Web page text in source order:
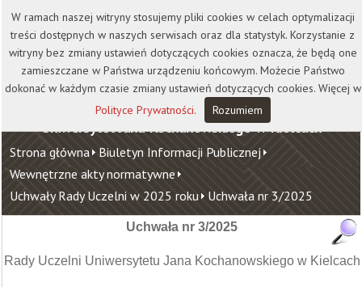
Kontakt Biblioteka
Wydawnictwo
Wirtualna Uczelnia
Uniwersytet Jana Kochanowskiego w Kielcach
Strona główna Biuletyn Informacji Publicznej
Wewnętrzne akty normatywne
Uchwały Rady Uczelni w 2025 roku Uchwała nr 3/2025
Uchwała nr 3/2025
Rady Uczelni Uniwersytetu Jana Kochanowskiego w Kielcach
W ramach naszej witryny stosujemy pliki cookies w celach optymalizacji
treści dostępnych w naszych serwisach oraz dla statystyk. Korzystanie z
witryny bez zmiany ustawień dotyczących cookies oznacza, że będą one
zamieszczane w Państwa urządzeniu końcowym. Możecie Państwo
dokonać w każdym czasie zmiany ustawień dotyczących cookies. Więcej w
Polityce Prywatności. Rozumiem